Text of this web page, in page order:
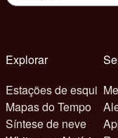
Explorar
Estações de esqui
Mapas do Tempo
Síntese de neve